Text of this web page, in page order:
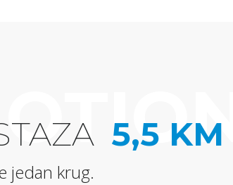
5,5 KM
jedan krug.